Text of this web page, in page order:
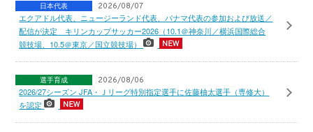
日本代表 2026/08/07
エクアドル代表、ニュージーランド代表、パナマ代表の参加および放送／
配信が決定 キリンカップサッカー2026（10.1＠神奈川／横浜国際総合
競技場、10.5＠東京／国立競技場）
選手育成 2026/08/06
2026/27シーズン JFA・Ｊリーグ特別指定選手に佐藤柚太選手（専修大）
を認定